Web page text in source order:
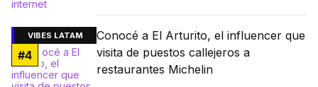
VIBES LATAM
#4
Conocé a El Arturito, el influencer que
visita de puestos callejeros a
restaurantes Michelin